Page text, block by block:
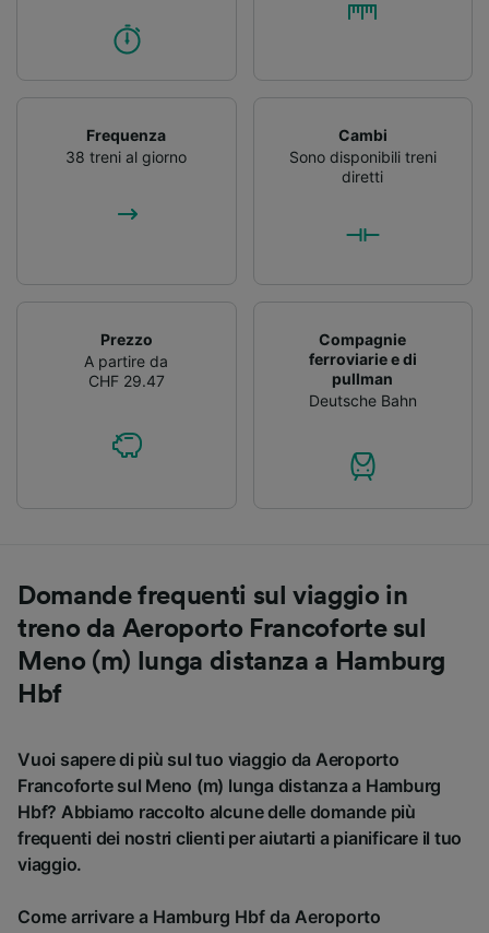
Frequenza
38 treni al giorno
Cambi
Sono disponibili treni
diretti
Prezzo
A partire da
CHF 29.47
Compagnie
ferroviarie e di
pullman
Deutsche Bahn
Domande frequenti sul viaggio in
treno da Aeroporto Francoforte sul
Meno (m) lunga distanza a Hamburg
Hbf
Vuoi sapere di più sul tuo viaggio da Aeroporto
Francoforte sul Meno (m) lunga distanza a Hamburg
Hbf? Abbiamo raccolto alcune delle domande più
frequenti dei nostri clienti per aiutarti a pianificare il tuo
viaggio.
Come arrivare a Hamburg Hbf da Aeroporto